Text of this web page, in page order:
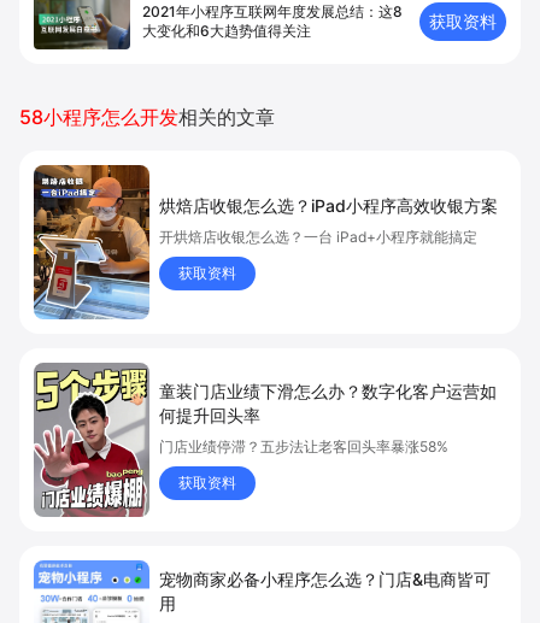
2021年小程序互联网年度发展总结：这8
大变化和6大趋势值得关注
获取资料
58小程序怎么开发相关的文章
烘焙店收银怎么选？iPad小程序高效收银方案
开烘焙店收银怎么选？一台 iPad+小程序就能搞定
获取资料
童装门店业绩下滑怎么办？数字化客户运营如
何提升回头率
门店业绩停滞？五步法让老客回头率暴涨58%
获取资料
宠物商家必备小程序怎么选？门店&电商皆可
用